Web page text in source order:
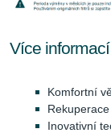
Více
Komfortní
Inovativní